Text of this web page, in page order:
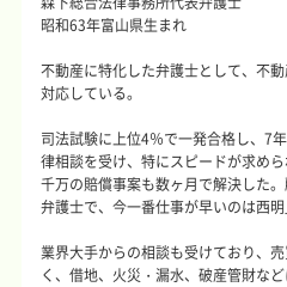
昭和63年富山県生まれ
不動産に特化した弁護士として、不
対応している。
司法試験に上位4％で一発合格し、7
律相談を受け、特にスピードが求め
千万の賠償事案も数ヶ月で解決した
弁護士で、今一番仕事が早いのは西明
業界大手からの相談も受けており、
く、借地、火災・漏水、破産管財な